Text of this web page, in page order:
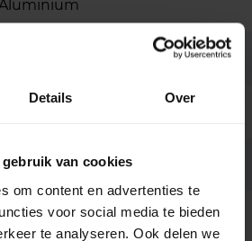
Details Over
van cookies
om content en advertenties te
voor social media te bieden
te analyseren. Ook delen we
Insteekconnector
SG Lighting